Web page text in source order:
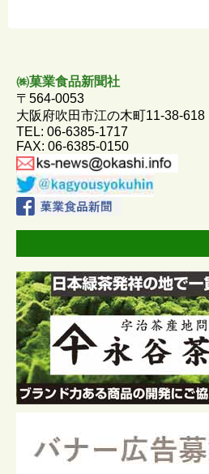
㈱菓業食品新聞社
〒564-0053
大阪府吹田市江の木町11-38-618
TEL: 06-6385-1717
FAX: 06-6385-0150